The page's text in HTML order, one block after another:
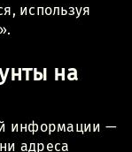
используя
на
информации —
адреса